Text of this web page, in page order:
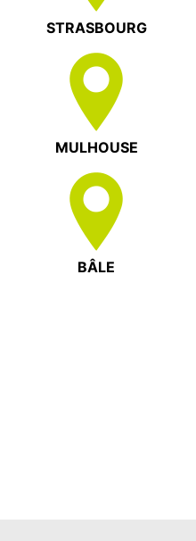
STRASBOURG
MULHOUSE
BÂLE